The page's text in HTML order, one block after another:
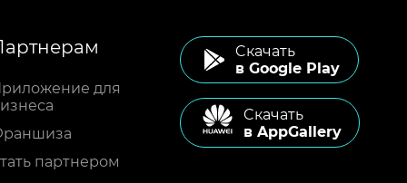
для
партнером
Cкачать
в Google Play
Cкачать
в AppGallery